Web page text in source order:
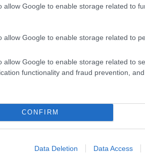
allow Google to enable storage related to
allow Google to enable storage related to
allow Google to enable storage related to
functionality and fraud prevention,
CONFIRM
Data Deletion Data Access
με εκείνες που θα έπρεπε
ξενόγλωσση κατηγορία.